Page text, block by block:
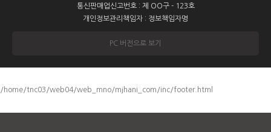
통신판매업신고번호 : 제 OO구 - 123호
개인정보관리책임자 : 정보책임자명
PC 버전으로 보기
/home/tnc03/web04/web_mno/mjhani_com/inc/footer.html